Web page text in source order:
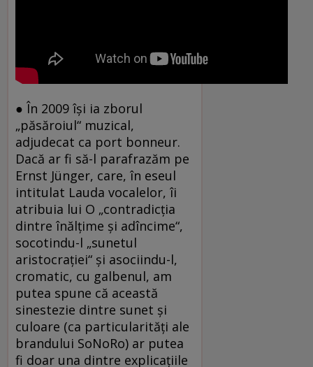
● În 2009 îşi ia zborul
„păsăroiul“ muzical,
adjudecat ca port bonneur.
Dacă ar fi să-l parafrazăm pe
Ernst Jünger, care, în eseul
intitulat Lauda vocalelor, îi
atribuia lui O „contradicţia
dintre înălţime şi adîncime“,
socotindu-l „sunetul
aristocraţiei“ şi asociindu-l,
cromatic, cu galbenul, am
putea spune că această
sinestezie dintre sunet şi
culoare (ca particularităţi ale
brandului SoNoRo) ar putea
fi doar una dintre explicaţiile